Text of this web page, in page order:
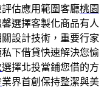
估應用範圍客廳桃園
選擇客製化商品有人
設計技術，重要行家
下借貸快速解決您愉
選擇北投當鋪您借的方
業界首創保持整潔與美